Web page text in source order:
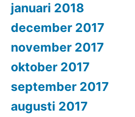
januari 2018
december 2017
november 2017
oktober 2017
september 2017
augusti 2017